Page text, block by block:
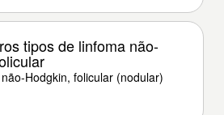
tipos de linfoma não-
Hodgkin, folicular (nodular)